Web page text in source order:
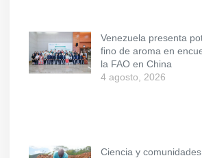
Venezuela presenta
fino de aroma en
la FAO en China
4 agosto, 2026
Ciencia y